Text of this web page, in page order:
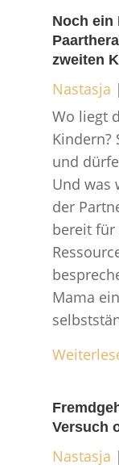
Noch ein
zweiten
Nastasja |
Wo liegt
Kindern?
und
Und was
der
bereit für
Mama
Versuch
Nastasja |